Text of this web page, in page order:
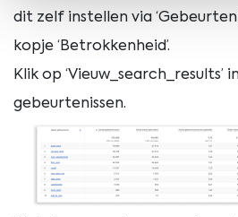
dit zelf instellen via
kopje ‘Betrokkenheid’.
Klik op ‘Vieuw_search_results’
gebeurtenissen.